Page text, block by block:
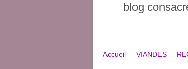
blog
Accueil VIANDES